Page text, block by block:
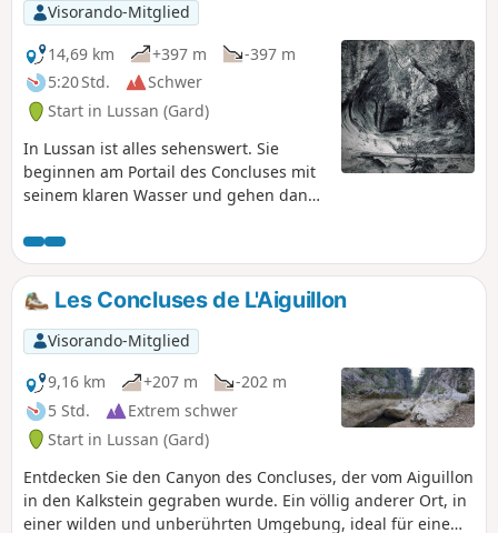
Visorando-Mitglied
14,69 km
+397 m
-397 m
5:20 Std.
Schwer
Start in Lussan (Gard)
In Lussan ist alles sehenswert. Sie
beginnen am Portail des Concluses mit
seinem klaren Wasser und gehen dann
Sie werden eine atemberaubende
Aussicht auf die Cevennen erleben und
die Garrigue auf unterschiedlichem
Terrain durchqueren, um zum Dolmen
Table des Turcs zu gelangen. Schließlich
gelangen Sie nach La Leque, einem
idealen Ort für eine Mittagspause. Die
restlichen paar Kilometer verlaufen auf
breiten Wegen, die wieder auf den
ersten Teil der Strecke treffen.
Les Concluses de L'Aiguillon
Visorando-Mitglied
9,16 km
+207 m
-202 m
5 Std.
Extrem schwer
Start in Lussan (Gard)
Entdecken Sie den Canyon des Concluses, der vom Aiguillon
in den Kalkstein gegraben wurde. Ein völlig anderer Ort, in
einer wilden und unberührten Umgebung, ideal für eine